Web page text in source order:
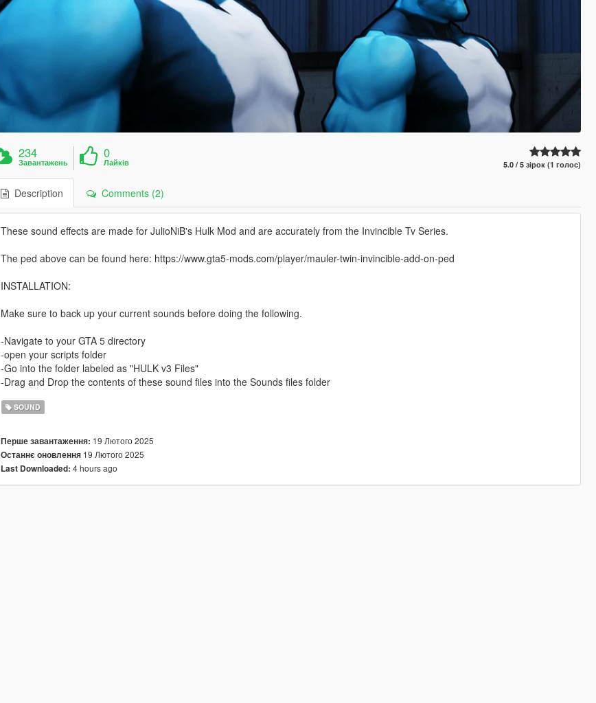
234
Завантажень
0
Лайків 5.0 / 5 зірок (1 голос)
Description Comments (2)
These sound effects are made for JulioNiB's Hulk Mod and are accurately from the Invincible Tv Series.
The ped above can be found here: https://www.gta5-mods.com/player/mauler-twin-invincible-add-on-ped
INSTALLATION:
Make sure to back up your current sounds before doing the following.
-Navigate to your GTA 5 directory
-open your scripts folder
-Go into the folder labeled as "HULK v3 Files"
-Drag and Drop the contents of these sound files into the Sounds files folder
SOUND
Перше завантаження: 19 Лютого 2025
Останнє оновлення19 Лютого 2025
Last Downloaded: 4 hours ago